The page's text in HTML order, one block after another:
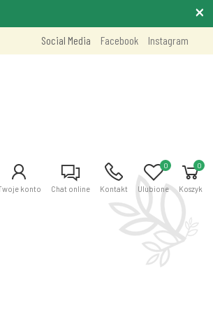
Social Media Facebook Instagram
konto Chat online Kontakt Ulubione
0 0
Koszyk